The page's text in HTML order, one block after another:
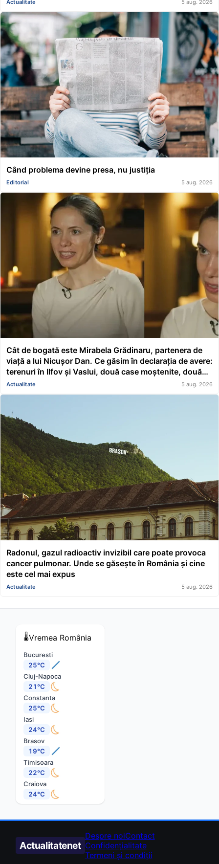
Actualitate 5 aug. 2026
Când problema devine presa, nu justiția
Editorial 5 aug. 2026
Cât de bogată este Mirabela Grădinaru, partenera de
viață a lui Nicușor Dan. Ce găsim în declarația de avere:
terenuri în Ilfov și Vaslui, două case moștenite, două
mașini, acțiuni Renault și un împrumut de peste
116.000 de lei acordat unei asociații
Actualitate 5 aug. 2026
Radonul, gazul radioactiv invizibil care poate provoca
cancer pulmonar. Unde se găsește în România și cine
este cel mai expus
Actualitate 5 aug. 2026
🌡️Vremea România
Bucuresti
25°C
Cluj-Napoca
21°C
Constanta
25°C
Iasi
24°C
Brasov
19°C
Timisoara
22°C
Craiova
24°C
Actualitatenet
Despre noiContact
Confidențialitate
Termeni și condiții